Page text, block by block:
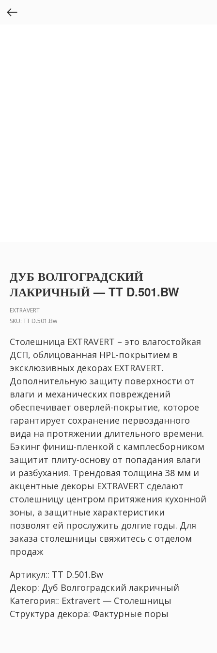
ДУБ ВОЛГОГРАДСКИЙ
ЛАКРИЧНЫЙ — TT D.501.BW
EXTRAVERT
SKU: TT D.501.Bw
Столешница EXTRAVERT – это влагостойкая
ДСП, облицованная HPL-покрытием в
эксклюзивных декорах EXTRAVERT.
Дополнительную защиту поверхности от
влаги и механических повреждений
обеспечивает оверлей-покрытие, которое
гарантирует сохранение первозданного
вида на протяжении длительного времени.
Бэкинг финиш-пленкой с камплесборником
защитит плиту-основу от попадания влаги
и разбухания. Трендовая толщина 38 мм и
акцентные декоры EXTRAVERT сделают
столешницу центром притяжения кухонной
зоны, а защитные характеристики
позволят ей прослужить долгие годы. Для
заказа столешницы свяжитесь с отделом
продаж
Артикул:: TT D.501.Bw
Декор: Дуб Волгоградский лакричный
Категория:: Extravert — Столешницы
Структура декора: Фактурные поры